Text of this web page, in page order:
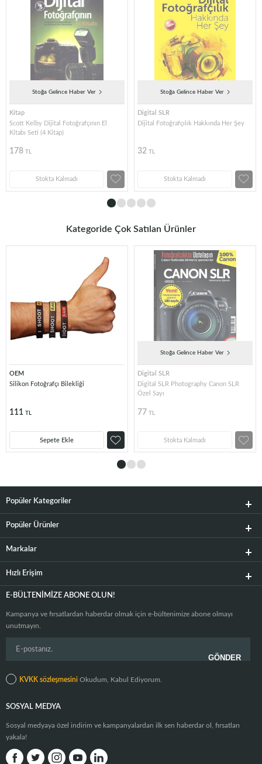
Stoğa Gelince Haber Ver
Kitap
Scott Kelby Dijital Fotoğrafçının El
Kitabı Seti (4 Kitap)
178 TL
Stokta Kalmadı
Stoğa Gelince Haber Ver
Digital SLR
Dijital Fotoğrafçılık Hakkında Her Şey
32 TL
Stokta Kalmadı
Kategoride Çok Satılan Ürünler
OEM
Silikon Fotoğrafçı Bilekliği
111 TL
Sepete Ekle
Stoğa Gelince Haber Ver
Digital SLR
Digital SLR Photography Canon SLR
Özel Sayı
77 TL
Stokta Kalmadı
Popüler Kategoriler
Popüler Ürünler
Markalar
Hızlı Erişim
E-BÜLTENIMIZE ABONE OLUN!
Kampanya ve fırsatlardan haberdar olmak için e-bültenimize abone olmayı
unutmayın.
KVKK sözleşmesini Okudum, Kabul Ediyorum.
SOSYAL MEDYA
Sosyal medyaya özel indirim ve kampanyalardan ilk sen haberdar ol, fırsatları
yakala!